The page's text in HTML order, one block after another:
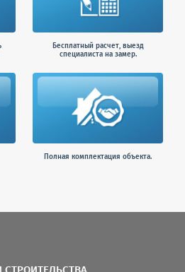
Бесплатный расчет, выезд
специалиста на замер.
Полная комплектация объекта.